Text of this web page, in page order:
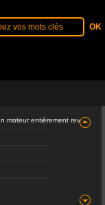
moteur entièrement revu